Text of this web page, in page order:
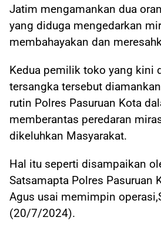
Jatim mengamankan dua
yang diduga mengedarkan
membahayakan dan
Kedua pemilik toko yang kini
tersangka tersebut
rutin Polres Pasuruan Kota
memberantas peredaran
dikeluhkan Masyarakat.
Hal itu seperti disampaikan
Satsamapta Polres Pasuruan
Agus usai memimpin
(20/7/2024).